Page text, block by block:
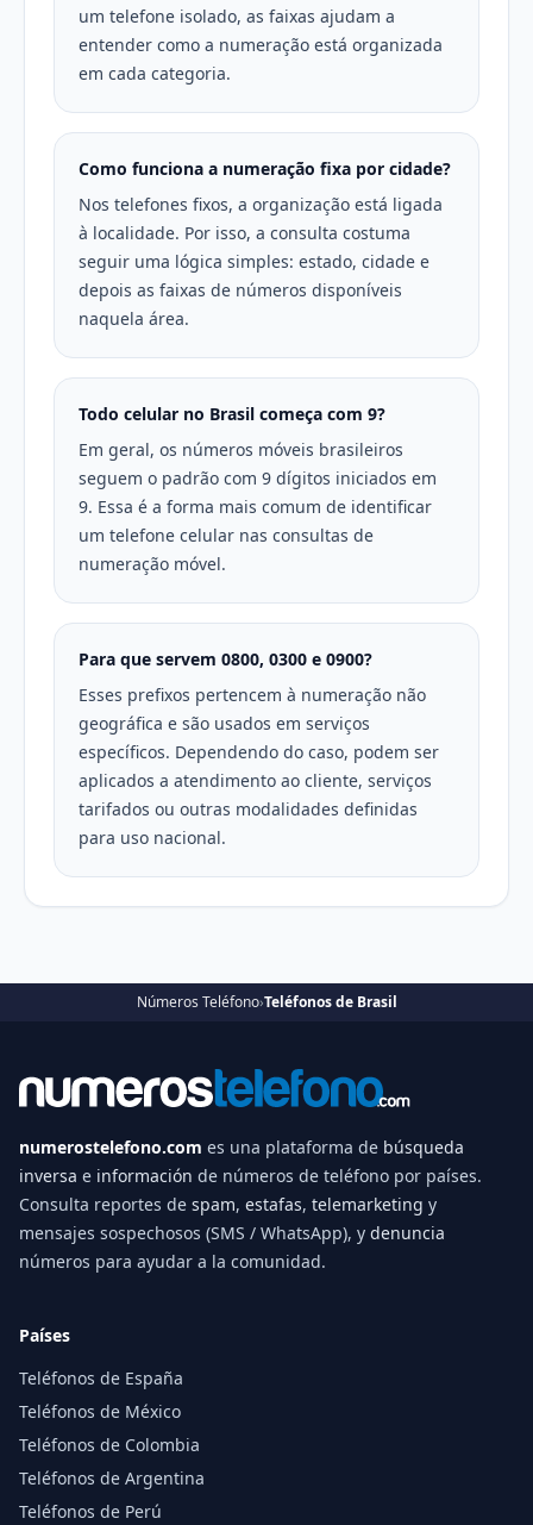
um telefone isolado, as faixas ajudam a
entender como a numeração está organizada
em cada categoria.
Como funciona a numeração fixa por cidade?
Nos telefones fixos, a organização está ligada
à localidade. Por isso, a consulta costuma
seguir uma lógica simples: estado, cidade e
depois as faixas de números disponíveis
naquela área.
Todo celular no Brasil começa com 9?
Em geral, os números móveis brasileiros
seguem o padrão com 9 dígitos iniciados em
9. Essa é a forma mais comum de identificar
um telefone celular nas consultas de
numeração móvel.
Para que servem 0800, 0300 e 0900?
Esses prefixos pertencem à numeração não
geográfica e são usados em serviços
específicos. Dependendo do caso, podem ser
aplicados a atendimento ao cliente, serviços
tarifados ou outras modalidades definidas
para uso nacional.
Números Teléfono›Teléfonos de Brasil
numerostelefono.com es una plataforma de búsqueda
inversa e información de números de teléfono por países.
Consulta reportes de spam, estafas, telemarketing y
mensajes sospechosos (SMS / WhatsApp), y denuncia
números para ayudar a la comunidad.
Países
Teléfonos de España
Teléfonos de México
Teléfonos de Colombia
Teléfonos de Argentina
Teléfonos de Perú